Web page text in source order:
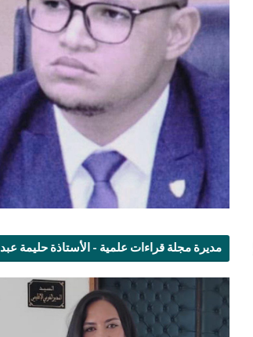
مديرة مجلة قراءات علمية - الأستاذة حليمة عبد